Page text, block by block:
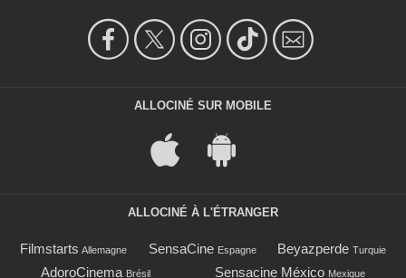
ALLOCINÉ SUR MOBILE
ALLOCINÉ À L'ÉTRANGER
Filmstarts Allemagne SensaCine Espagne Beyazperde Turquie
AdoroCinema Brésil Sensacine México Mexique